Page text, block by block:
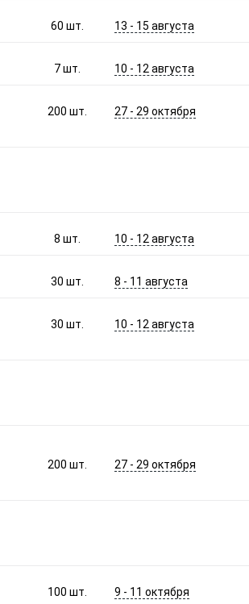
60шт. 13 - 15 августа
7шт. 10 - 12 августа
200шт. 27 - 29 октября
8шт. 10 - 12 августа
30шт. 8 - 11 августа
30шт. 10 - 12 августа
200шт. 27 - 29 октября
100шт. 9 - 11 октября